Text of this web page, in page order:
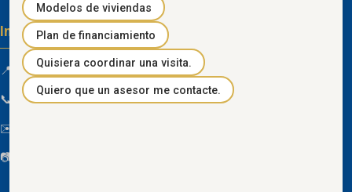
Información de contacto
📍 Km 85 Vía Progreso, Playas, Guayas, Ecuador
📞 096 934 4318
✉️
📷
Modelos de viviendas
Plan de financiamiento
Quisiera coordinar una visita.
Quiero que un asesor me contacte.